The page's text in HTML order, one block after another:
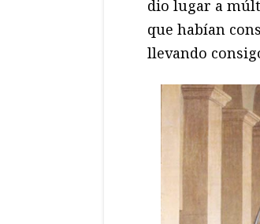
dio lugar a
que habían
llevando